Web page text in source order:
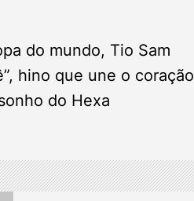
do mundo, Tio Sam
hino que une o coração
do Hexa